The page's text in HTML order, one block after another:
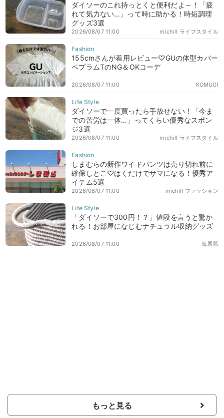
ダイソーのこれ持っとくと便利だよ～！「疲
れて気力ない…」って時に助かる！時短調理
グッズ3選
michill ライフスタイル
2026/08/07 11:00
155cmさんが着用レビュー♡GUの体型カバー
ペプラムTのNG＆OKコーデ
KOMUGI
2026/08/07 11:00
ダイソーで一度買ったら手放せない！「今ま
での苦労は一体…」ってくらい優秀なスポン
ジ3選
michill ライフスタイル
2026/08/07 11:00
しまむらの新作ワイドパンツは売り切れ前に
確保しとこ♡はくだけでサマになる！優秀ア
イテム5選
michill ファッション
2026/08/07 11:00
「ダイソーで300円！？」値段を言うと驚か
れる！お部屋になじむナチュラル収納グッズ
海原藍
2026/08/07 11:00
もっと見る